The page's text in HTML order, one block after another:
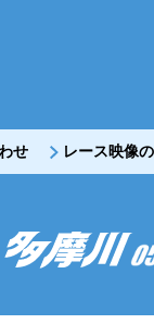
せ レース映像